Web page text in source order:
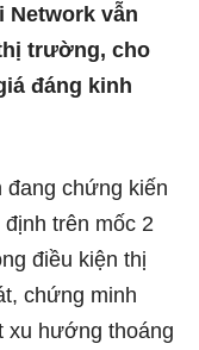
Network vẫn
trường, cho
đáng kinh
chứng kiến
trên mốc 2
điều kiện thị
chứng minh
xu hướng thoáng